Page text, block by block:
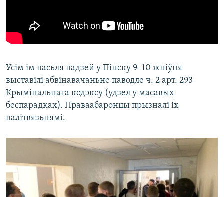
Усім ім пасьля падзей у Пінску 9–10 жніўня
выставілі абвінавачаньне паводле ч. 2 арт. 293
Крымінальнага кодэксу (удзел у масавых
беспарадках). Праваабаронцы прызналі іх
палітвязьнямі.